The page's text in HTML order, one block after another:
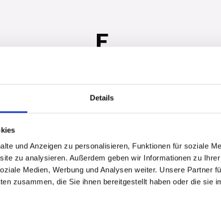
Details
und Anzeigen zu personalisieren, Funktionen für soziale
zu analysieren. Außerdem geben wir Informationen zu
Medien, Werbung und Analysen weiter. Unsere Partner
zusammen, die Sie ihnen bereitgestellt haben oder die sie
F
M